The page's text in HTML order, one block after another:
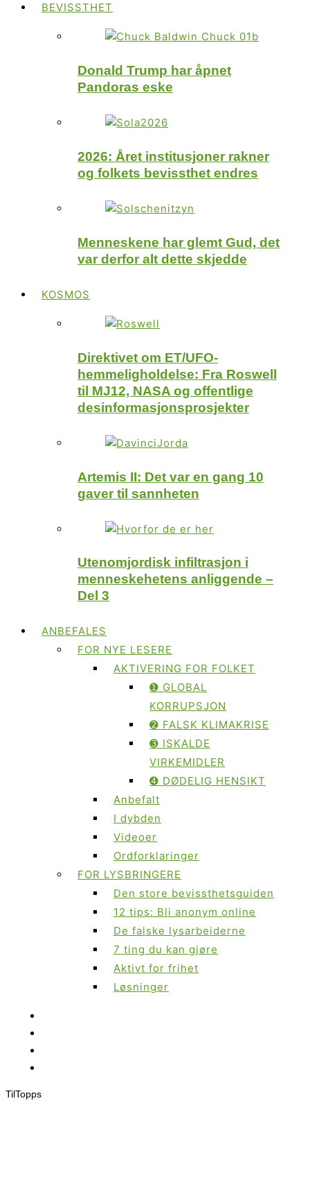
BEVISSTHET
Donald Trump har åpnet
Pandoras eske
2026: Året institusjoner rakner
og folkets bevissthet endres
Menneskene har glemt Gud, det
var derfor alt dette skjedde
KOSMOS
Direktivet om ET/UFO-
hemmeligholdelse: Fra Roswell
til MJ12, NASA og offentlige
desinformasjonsprosjekter
Artemis II: Det var en gang 10
gaver til sannheten
Utenomjordisk infiltrasjon i
menneskehetens anliggende –
Del 3
ANBEFALES
FOR NYE LESERE
AKTIVERING FOR FOLKET
➊ GLOBAL
KORRUPSJON
➋ FALSK KLIMAKRISE
➌ ISKALDE
VIRKEMIDLER
➍ DØDELIG HENSIKT
Anbefalt
I dybden
Videoer
Ordforklaringer
FOR LYSBRINGERE
Den store bevissthetsguiden
12 tips: Bli anonym online
De falske lysarbeiderne
7 ting du kan gjøre
Aktivt for frihet
Løsninger
TilTopps